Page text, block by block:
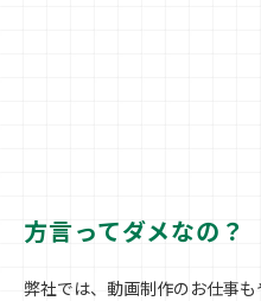
方言ってダメなの？
弊社では、動画制作のお仕事も